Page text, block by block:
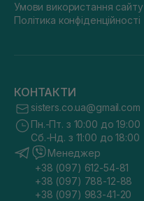
Умови використання сайту
Політика конфіденційності
КОНТАКТИ
sisters.co.ua@gmail.com
Пн.-Пт. з 10:00 до 19:00
Сб.-Нд. з 11:00 до 18:00
Менеджер
+38 (097) 612-54-81
+38 (097) 788-12-88
+38 (097) 983-41-20